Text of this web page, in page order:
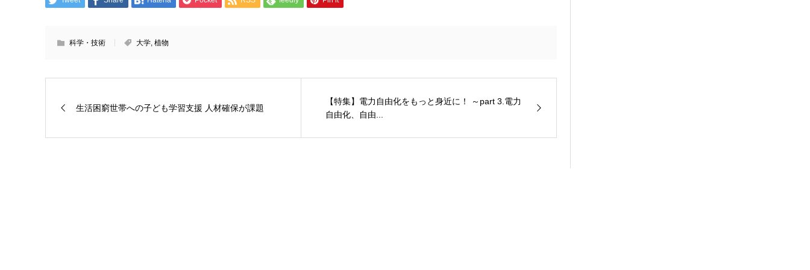
科学・技術 大学, 植物
生活困窮世帯への子ども学習支援 人材確保が課題
【特集】電力自由化をもっと身近に！ ～part 3.電力
自由化、自由...